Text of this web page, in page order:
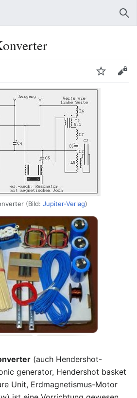
Beobachten Bearbeiten
(Bild: Jupiter-Verlag)
(auch Hendershot-
generator, Hendershot basket
Unit, Erdmagnetismus-Motor